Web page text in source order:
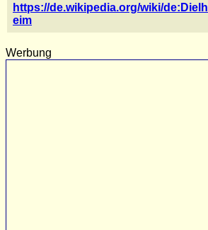
https://de.wikipedia.org/wiki/de:Dielh
eim
Werbung